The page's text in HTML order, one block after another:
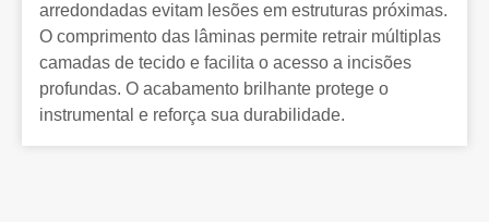
arredondadas evitam lesões em estruturas próximas.
O comprimento das lâminas permite retrair múltiplas
camadas de tecido e facilita o acesso a incisões
profundas. O acabamento brilhante protege o
instrumental e reforça sua durabilidade.